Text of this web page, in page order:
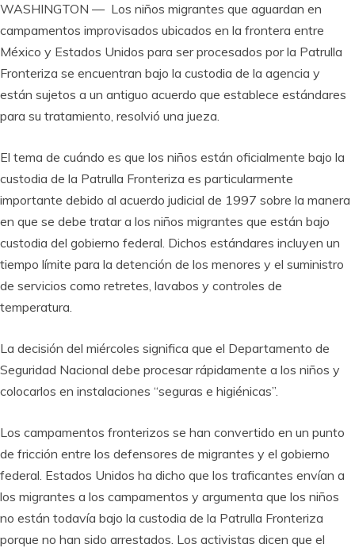
WASHINGTON — Los niños migrantes que aguardan en
campamentos improvisados ubicados en la frontera entre
México y Estados Unidos para ser procesados por la Patrulla
Fronteriza se encuentran bajo la custodia de la agencia y
están sujetos a un antiguo acuerdo que establece estándares
para su tratamiento, resolvió una jueza.
El tema de cuándo es que los niños están oficialmente bajo la
custodia de la Patrulla Fronteriza es particularmente
importante debido al acuerdo judicial de 1997 sobre la manera
en que se debe tratar a los niños migrantes que están bajo
custodia del gobierno federal. Dichos estándares incluyen un
tiempo límite para la detención de los menores y el suministro
de servicios como retretes, lavabos y controles de
temperatura.
La decisión del miércoles significa que el Departamento de
Seguridad Nacional debe procesar rápidamente a los niños y
colocarlos en instalaciones “seguras e higiénicas”.
Los campamentos fronterizos se han convertido en un punto
de fricción entre los defensores de migrantes y el gobierno
federal. Estados Unidos ha dicho que los traficantes envían a
los migrantes a los campamentos y argumenta que los niños
no están todavía bajo la custodia de la Patrulla Fronteriza
porque no han sido arrestados. Los activistas dicen que el